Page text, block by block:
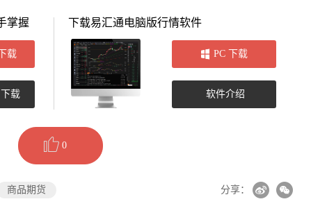
掌握
载
载
下载易汇通电脑版行情软件
PC 下载
软件介绍
0
商品期货 分享：